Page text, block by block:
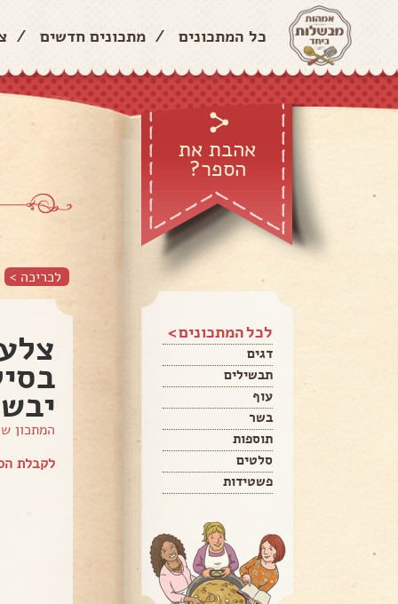
כל המתכונים / מתכונים חדשים /
אהבת את
הספר?
לכל המתכונים >
דגים
תבשילים
עוף
בשר
תוספות
סלטים
פשטידות
לכריכה >
המתכון
לקבלת